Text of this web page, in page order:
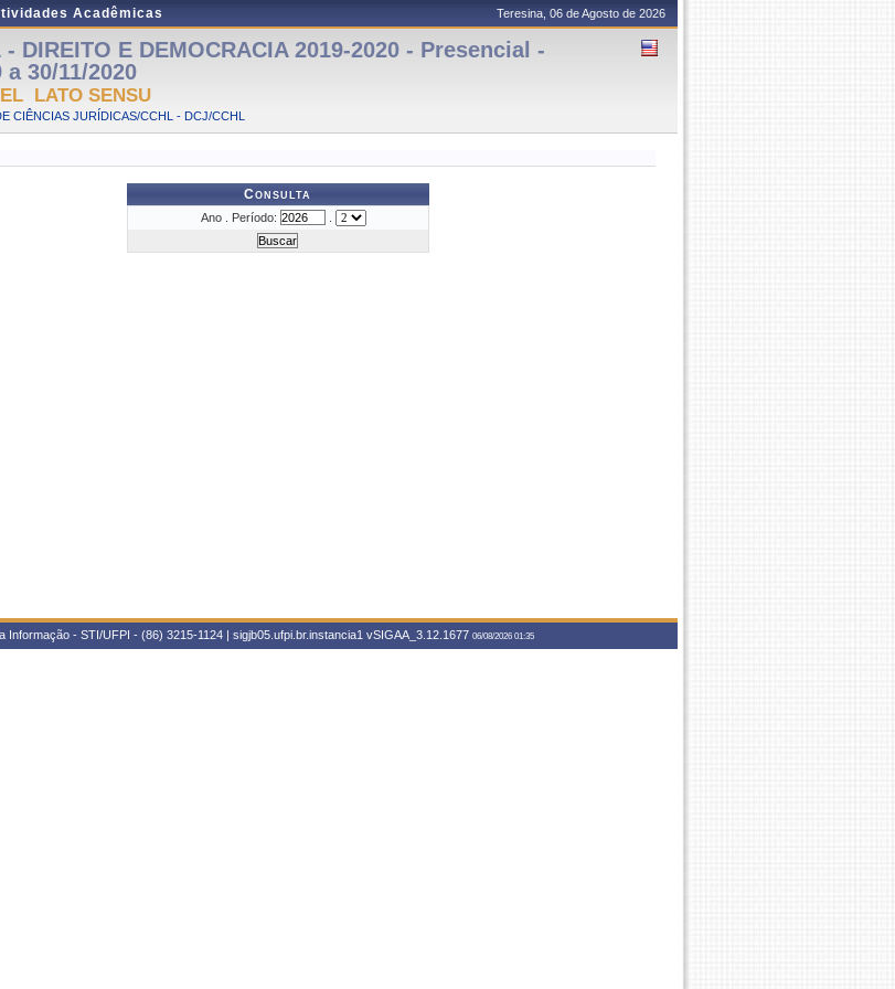
Acadêmicas Teresina, 06 de Agosto de 2026
- DIREITO E DEMOCRACIA 2019-2020 - Presencial -
a 30/11/2020
LATO SENSU
CIÊNCIAS JURÍDICAS/CCHL - DCJ/CCHL
Consulta
Ano . Período:
Informação - STI/UFPI - (86) 3215-1124 | sigjb05.ufpi.br.instancia1 vSIGAA_3.12.1677 06/08/2026 01:35